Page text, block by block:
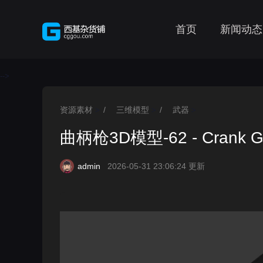
首页 新闻动态
-->
资源素材 / 三维模型 / 武器
曲柄枪3D模型-62 - Crank
admin 2026-05-31 23:06:24 更新